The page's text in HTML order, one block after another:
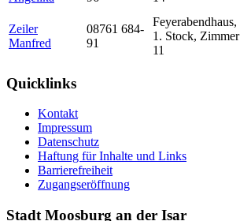
Zeiler
Manfred
08761 684-
91
Feyerabendhaus,
1. Stock, Zimmer
11
Quicklinks
Kontakt
Impressum
Datenschutz
Haftung für Inhalte und Links
Barrierefreiheit
Zugangseröffnung
Stadt Moosburg an der Isar